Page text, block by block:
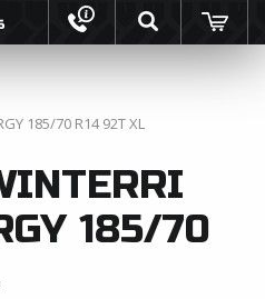
185/70 R14 92T XL
185/70